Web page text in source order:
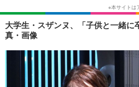
ショッピング
大学生・スザンヌ、「子供と一緒に
真・画像